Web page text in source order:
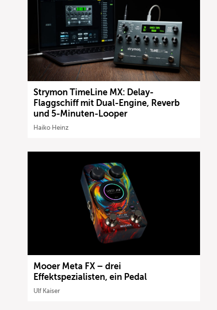
Strymon TimeLine MX: Delay-
Flaggschiff mit Dual-Engine, Reverb
und 5-Minuten-Looper
Haiko Heinz
Mooer Meta FX – drei
Effektspezialisten, ein Pedal
Ulf Kaiser